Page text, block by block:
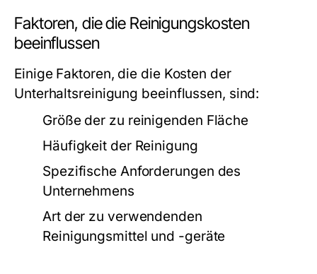
Faktoren, die die Reinigungskosten
beeinflussen
Einige Faktoren, die die Kosten der
Unterhaltsreinigung beeinflussen, sind:
Größe der zu reinigenden Fläche
Häufigkeit der Reinigung
Spezifische Anforderungen des
Unternehmens
Art der zu verwendenden
Reinigungsmittel und -geräte